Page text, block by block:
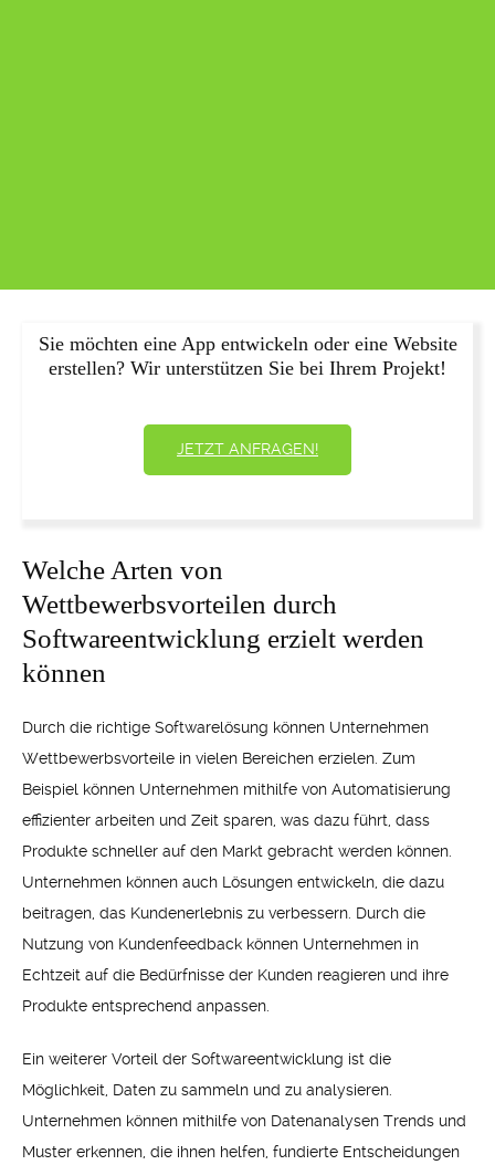
Sie möchten eine App entwickeln oder eine Website
erstellen? Wir unterstützen Sie bei Ihrem Projekt!
JETZT ANFRAGEN!
Welche Arten von
Wettbewerbsvorteilen durch
Softwareentwicklung erzielt werden
können
Durch die richtige Softwarelösung können Unternehmen
Wettbewerbsvorteile in vielen Bereichen erzielen. Zum
Beispiel können Unternehmen mithilfe von Automatisierung
effizienter arbeiten und Zeit sparen, was dazu führt, dass
Produkte schneller auf den Markt gebracht werden können.
Unternehmen können auch Lösungen entwickeln, die dazu
beitragen, das Kundenerlebnis zu verbessern. Durch die
Nutzung von Kundenfeedback können Unternehmen in
Echtzeit auf die Bedürfnisse der Kunden reagieren und ihre
Produkte entsprechend anpassen.
Ein weiterer Vorteil der Softwareentwicklung ist die
Möglichkeit, Daten zu sammeln und zu analysieren.
Unternehmen können mithilfe von Datenanalysen Trends und
Muster erkennen, die ihnen helfen, fundierte Entscheidungen